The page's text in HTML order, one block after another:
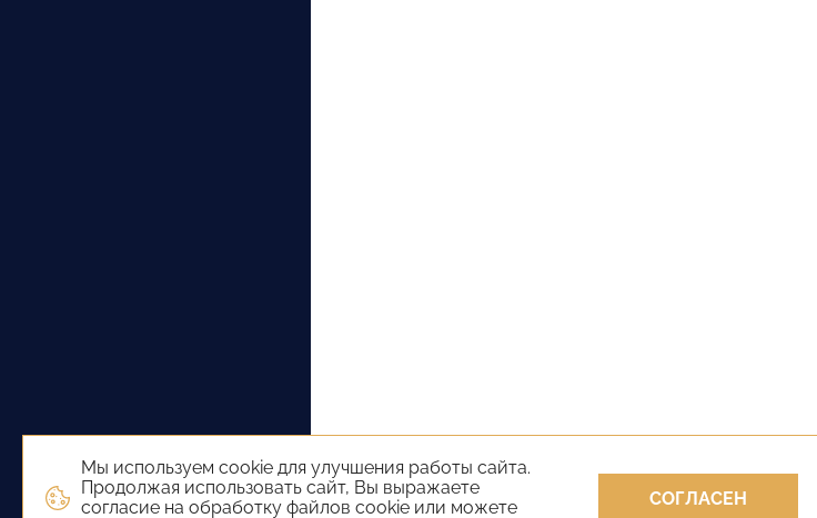
Мы используем cookie для улучшения работы сайта.
Продолжая использовать сайт, Вы выражаете
согласие на обработку файлов cookie или можете
СОГЛАСЕН